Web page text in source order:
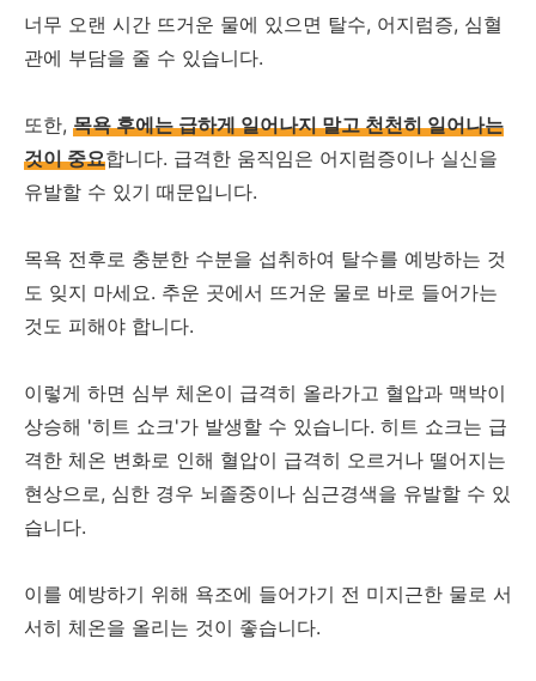
너무 오랜 시간 뜨거운 물에 있으면 탈수, 어지럼증, 심혈
관에 부담을 줄 수 있습니다.
또한, 목욕 후에는 급하게 일어나지 말고 천천히 일어나는
것이 중요합니다. 급격한 움직임은 어지럼증이나 실신을
유발할 수 있기 때문입니다.
목욕 전후로 충분한 수분을 섭취하여 탈수를 예방하는 것
도 잊지 마세요. 추운 곳에서 뜨거운 물로 바로 들어가는
것도 피해야 합니다.
이렇게 하면 심부 체온이 급격히 올라가고 혈압과 맥박이
상승해 '히트 쇼크'가 발생할 수 있습니다. 히트 쇼크는 급
격한 체온 변화로 인해 혈압이 급격히 오르거나 떨어지는
현상으로, 심한 경우 뇌졸중이나 심근경색을 유발할 수 있
습니다.
이를 예방하기 위해 욕조에 들어가기 전 미지근한 물로 서
서히 체온을 올리는 것이 좋습니다.